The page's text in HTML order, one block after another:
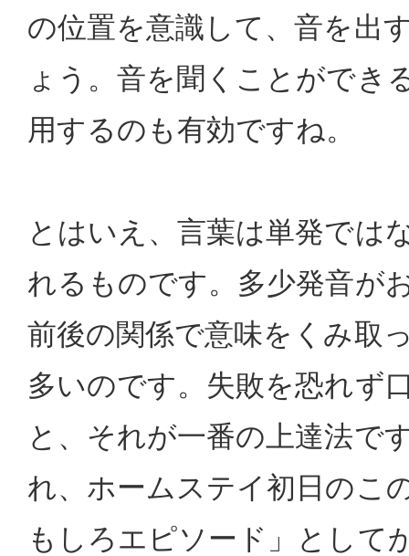
の位置を意識して、音を出
ょう。音を聞くことができ
用するのも有効ですね。
とはいえ、言葉は単発では
れるものです。多少発音が
前後の関係で意味をくみ取
多いのです。失敗を恐れず
と、それが一番の上達法で
れ、ホームステイ初日のこ
もしろエピソード」として